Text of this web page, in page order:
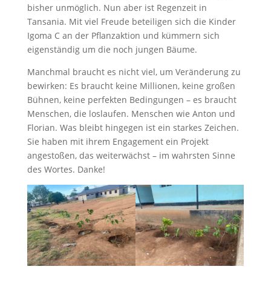
bisher unmöglich. Nun aber ist Regenzeit in
Tansania. Mit viel Freude beteiligen sich die Kinder
Igoma C an der Pflanzaktion und kümmern sich
eigenständig um die noch jungen Bäume.
Manchmal braucht es nicht viel, um Veränderung zu
bewirken: Es braucht keine Millionen, keine großen
Bühnen, keine perfekten Bedingungen – es braucht
Menschen, die loslaufen. Menschen wie Anton und
Florian. Was bleibt hingegen ist ein starkes Zeichen.
Sie haben mit ihrem Engagement ein Projekt
angestoßen, das weiterwächst – im wahrsten Sinne
des Wortes. Danke!